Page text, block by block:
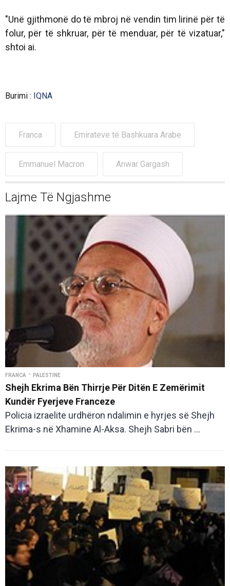
"Unë gjithmonë do të mbroj në vendin tim lirinë për të
folur, për të shkruar, për të menduar, për të vizatuar,"
shtoi ai.
Burimi : IQNA
Franca Emirateve të Bashkuara Arabe
Emmanuel Macron Anwar Gargash
Lajme Të Ngjashme
FRANCA • PALESTINE
Shejh Ekrima Bën Thirrje Për Ditën E Zemërimit
Kundër Fyerjeve Franceze
Policia izraelite urdhëron ndalimin e hyrjes së Shejh
Ekrima-s në Xhamine Al-Aksa. Shejh Sabri bën ...